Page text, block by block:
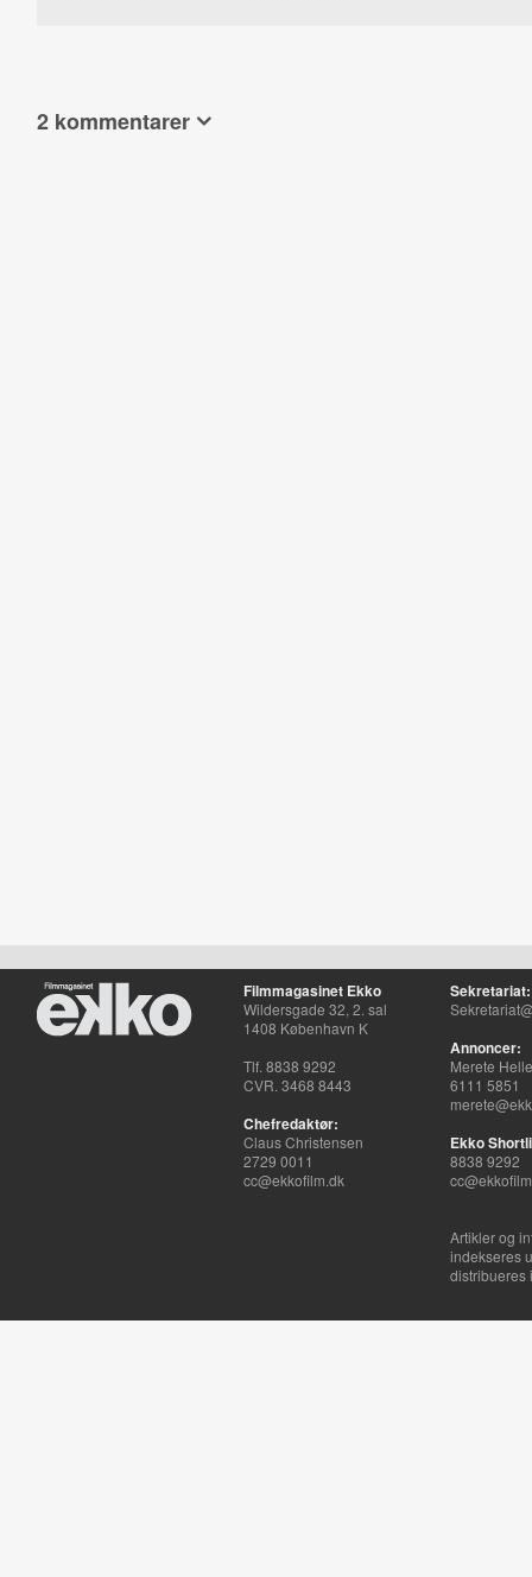
2 kommentarer
Filmmagasinet Ekko
Wildersgade 32, 2. sal
1408 København K
Tlf. 8838 9292
CVR. 3468 8443
Chefredaktør:
Claus Christensen
2729 0011
cc@ekkofilm.dk
Sekretariat:
Annoncer:
Merete
6111 5851
Ekko
8838 9292
Artikler og
indekseres
distribueres